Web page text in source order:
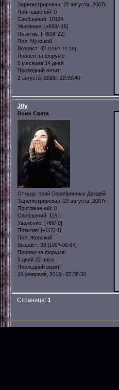
Зарегистрирован: 22 августа, 2007г.
Приглашений: 0
Сообщений: 10124
Уважение: [+869/-16]
Позитив: [+803/-22]
Пол: Мужской
Возраст: 42 [1983-11-18]
Провел на форуме:
5 месяцев 14 дней
Последний визит:
2 августа, 2026г. 20:33:40
J0y
Воин Света
Откуда: Край Серебрянных Дождей
Зарегистрирован: 23 августа, 2007г.
Приглашений: 0
Сообщений: 1151
Уважение: [+66/-0]
Позитив: [+117/-1]
Пол: Женский
Возраст: 39 [1987-08-04]
Провел на форуме:
5 дней 22 часа
Последний визит:
10 февраля, 2016г. 07:38:30
Страница:1